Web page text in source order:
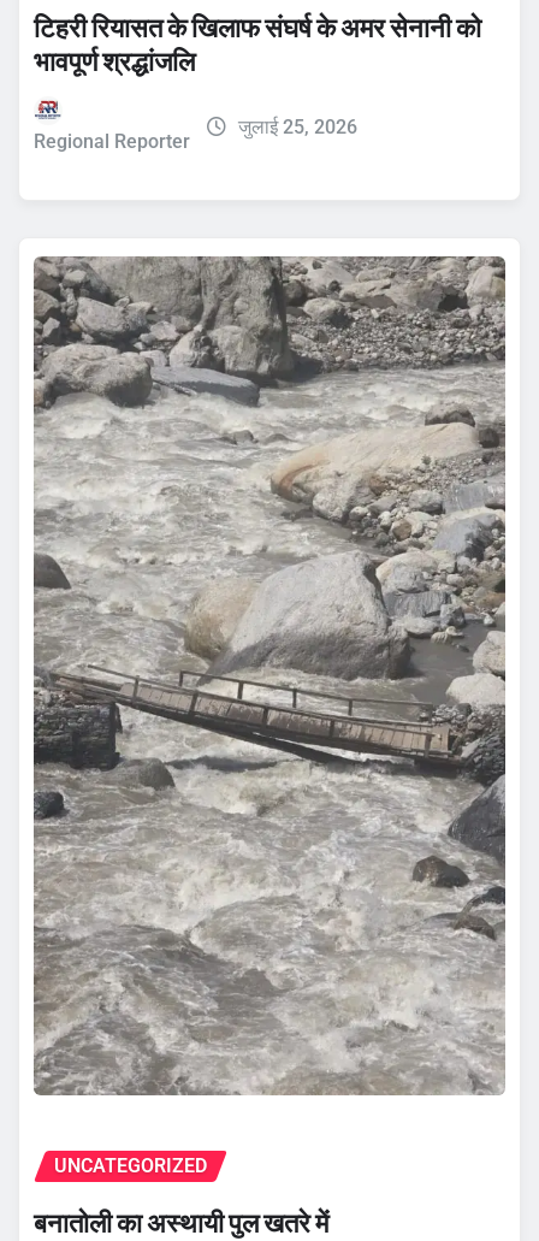
टिहरी रियासत के खिलाफ संघर्ष के अमर सेनानी को
भावपूर्ण श्रद्धांजलि
Regional Reporter
जुलाई 25, 2026
UNCATEGORIZED
बनातोली का अस्थायी पुल खतरे में